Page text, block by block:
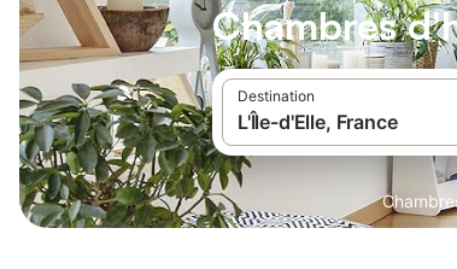
Chambres
Destination